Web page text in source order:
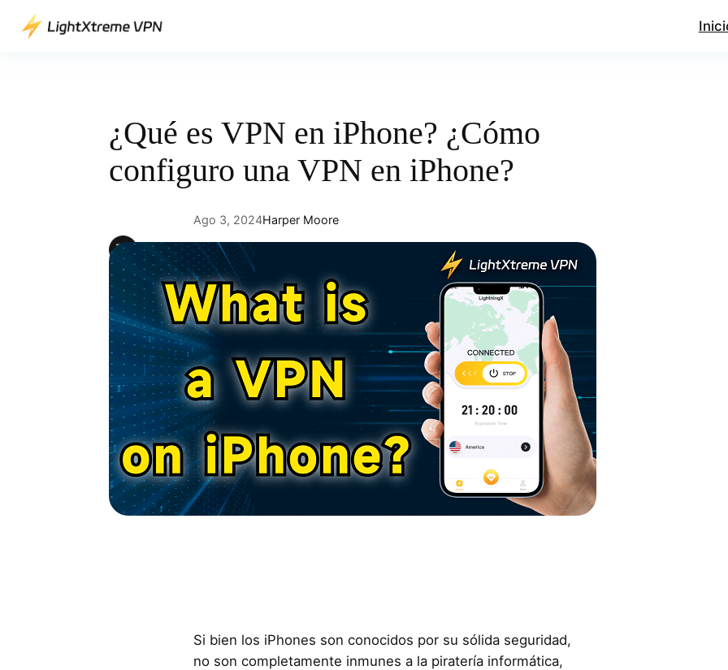
Saltar
¿Qué es VPN en iPhone? ¿Cómo
configuro una VPN en iPhone?
Ago 3, 2024Harper Moore
Si bien los iPhones son conocidos por su sólida seguridad,
no son completamente inmunes a la piratería informática,